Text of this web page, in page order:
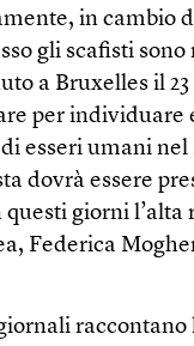
in cambio
gli scafisti
a Bruxelles il
per individuare
esseri umani
dovrà essere
giorni l’alta
Federica